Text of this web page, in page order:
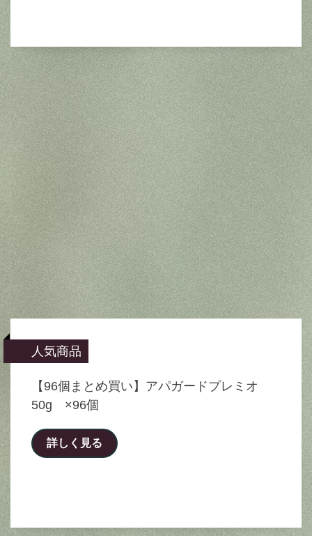
人気商品
【96個まとめ買い】アパガードプレミオ
50g ×96個
詳しく見る